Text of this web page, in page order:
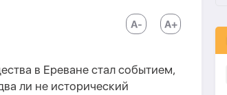
в Ереване стал событием,
ли не исторический